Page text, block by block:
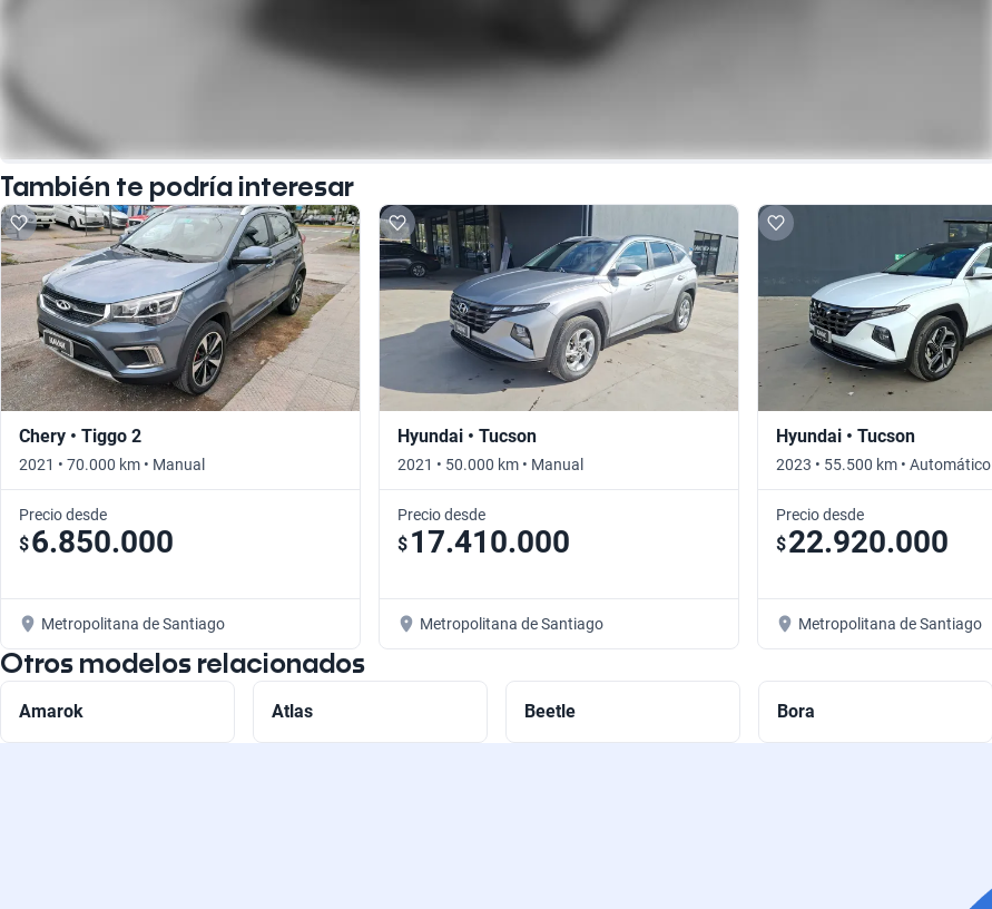
También te podría interesar
Chery • Tiggo 2
2021 • 70.000 km • Manual
Precio desde
$6.850.000
Metropolitana de Santiago
Hyundai • Tucson
2021 • 50.000 km • Manual
Precio desde
$ 17.410.000
Metropolitana de Santiago
Hyundai • Tucson
2023 • 55.500 km • Automático
Precio desde
$22.920.000
Metropolitana de Santiago
Otros modelos relacionados
Amarok Atlas Beetle Bora